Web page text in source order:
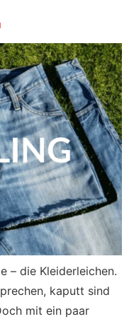
– die Kleiderleichen.
kaputt sind
mit ein paar